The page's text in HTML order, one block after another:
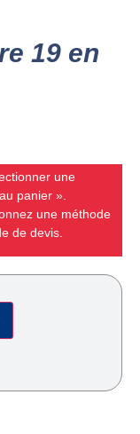
19 en
une
panier ».
une méthode
de devis.